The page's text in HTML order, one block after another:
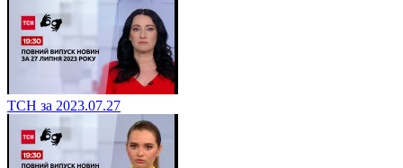
ТСН за 2023.07.27